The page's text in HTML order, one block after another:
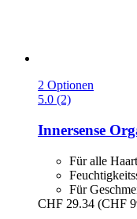
2 Optionen
5.0 (2)
Innersense
Für alle
Für
CHF 29.34 (CHF